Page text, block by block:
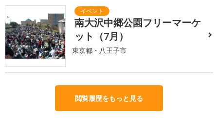
南大沢中郷公園フリーマーケ
ット（7月）
東京都・八王子市
閲覧履歴をもっと見る